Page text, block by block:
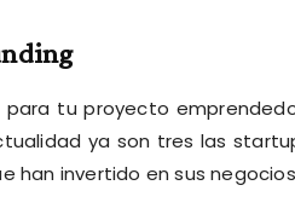
tu proyecto
ya son tres las
han invertido en sus